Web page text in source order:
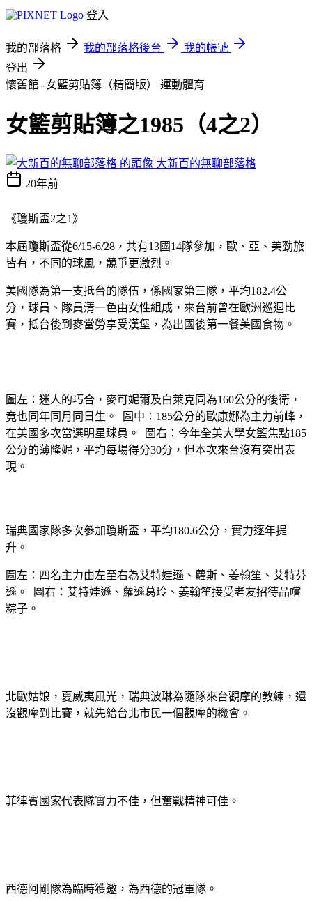
登入
我的部落格 我的部落格後台
我的帳號
登出
懷舊館--女籃剪貼簿（精簡版） 運動體育
女籃剪貼簿之1985（4之2）
大新百的無聊部落格
20年前
《瓊斯盃2之1》
本屆瓊斯盃從6/15-6/28，共有13國14隊參加，歐、亞、美勁旅
皆有，不同的球風，竸爭更激烈。
美國隊為第一支抵台的隊伍，係國家第三隊，平均182.4公
分，球員、隊員清一色由女性組成，來台前曾在歐洲巡迴比
賽，抵台後到麥當勞享受漢堡，為出國後第一餐美國食物。
圖左：迷人的巧合，麥可妮爾及白萊克同為160公分的後衛，
竟也同年同月同日生。 圖中：185公分的歐康娜為主力前峰，
在美國多次當選明星球員。 圖右：今年全美大學女籃焦點185
公分的薄隆妮，平均每場得分30分，但本次來台沒有突出表
現。
瑞典國家隊多次參加瓊斯盃，平均180.6公分，實力逐年提
升。
圖左：四名主力由左至右為艾特娃遜、蘿斯、姜翰笙、艾特芬
遜。 圖右：艾特娃遜、蘿遜葛玲、姜翰笙接受老友招待品嚐
粽子。
北歐姑娘，夏威夷風光，瑞典波琳為隨隊來台觀摩的教練，還
沒觀摩到比賽，就先給台北市民一個觀摩的機會。
菲律賓國家代表隊實力不佳，但奮戰精神可佳。
西德阿剛隊為臨時獲邀，為西德的冠軍隊。